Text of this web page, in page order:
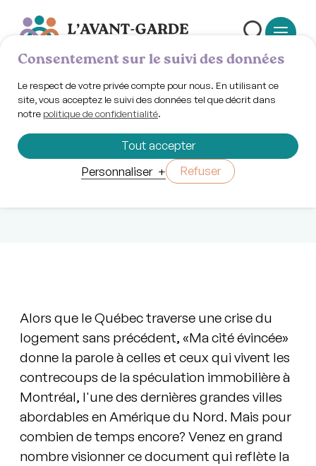
Jeudi 8 janvier 2026 | 18h00
Projection : Ma
citée évincée
Alors que le Québec traverse une crise du
logement sans précédent, «Ma cité évincée»
donne la parole à celles et ceux qui vivent les
contrecoups de la spéculation immobilière à
Montréal, l'une des dernières grandes villes
abordables en Amérique du Nord. Mais pour
combien de temps encore? Venez en grand
nombre visionner ce document qui reflète la
Consentement sur le suivi des données
Le respect de votre privée compte pour nous. En utilisant ce
site, vous acceptez le suivi des données tel que décrit dans
notre politique de confidentialité.
Personnaliser + Refuser
Tout accepter